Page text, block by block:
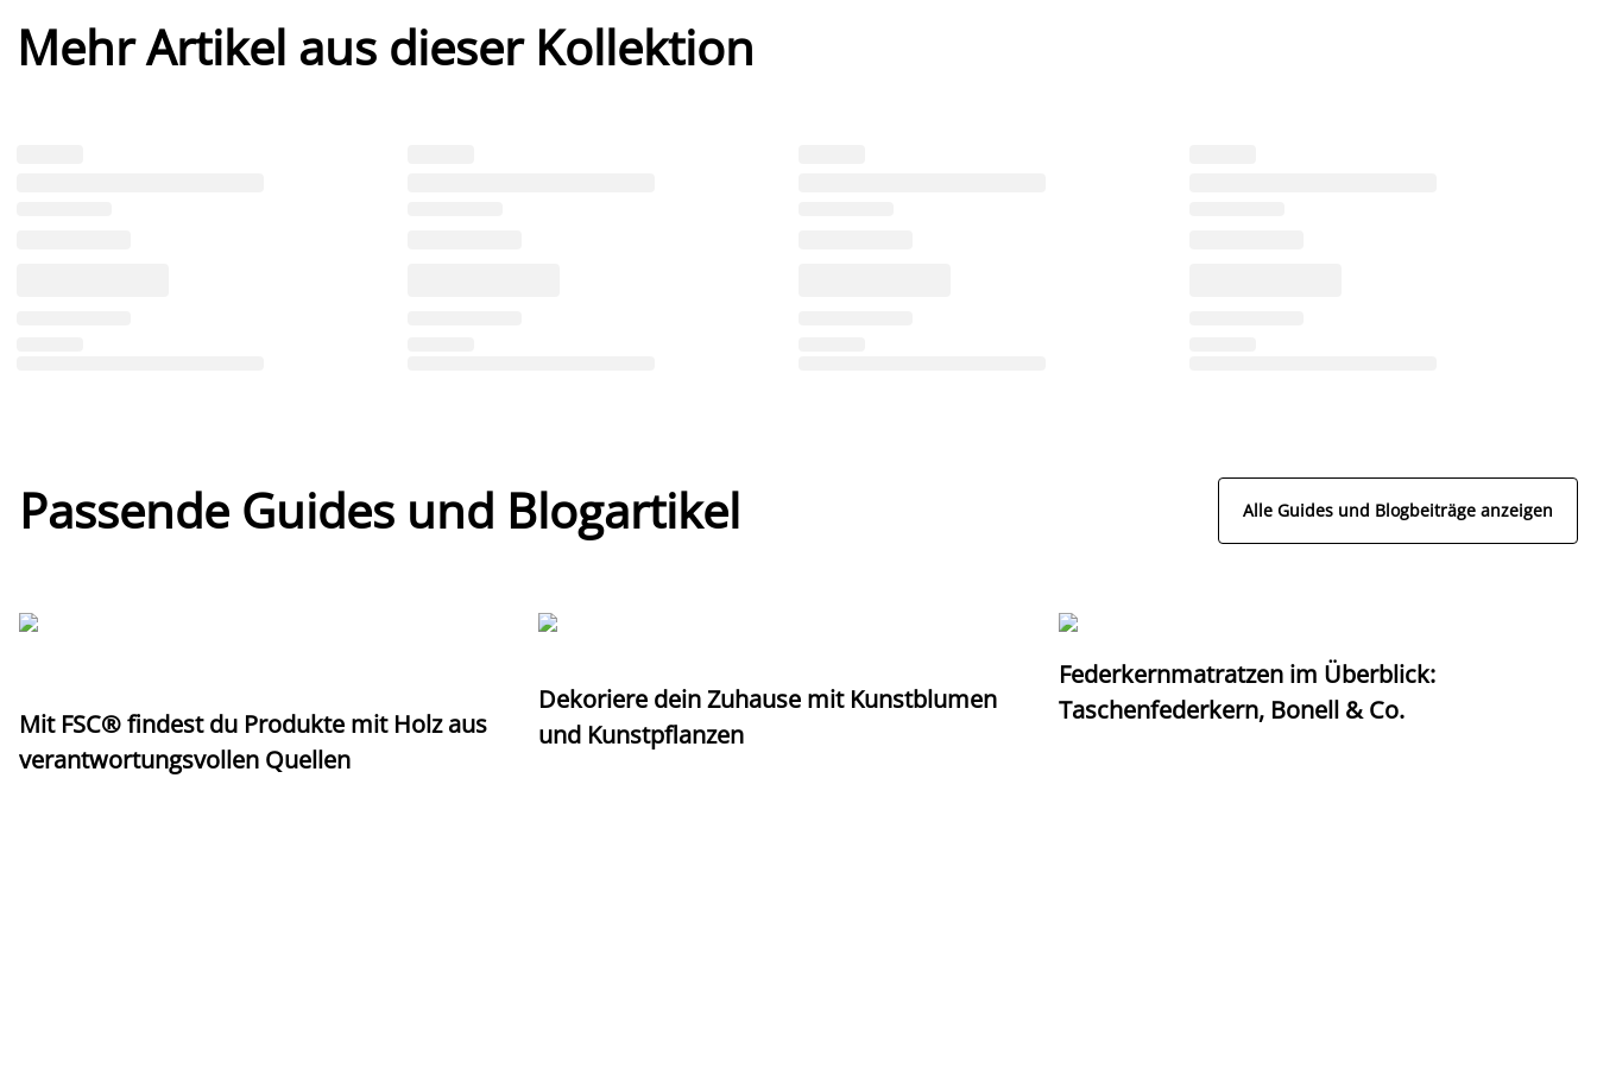
Mehr Artikel aus dieser Kollektion
Passende Guides und Blogartikel Alle Guides und Blogbeiträge anzeigen
Mit FSC® findest du Produkte mit Holz aus
verantwortungsvollen Quellen
Dekoriere dein Zuhause mit Kunstblumen
und Kunstpflanzen
Federkernmatratzen im Überblick:
Taschenfederkern, Bonell & Co.